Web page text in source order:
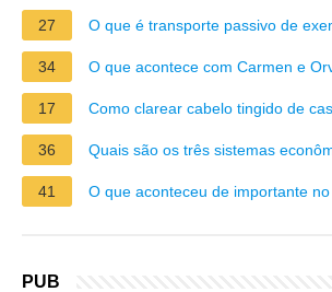
27
O que é transporte passivo de
34 O que acontece com Carmen e
17 Como clarear cabelo tingido de
36 Quais são os três sistemas
41 O que aconteceu de importante
PUB